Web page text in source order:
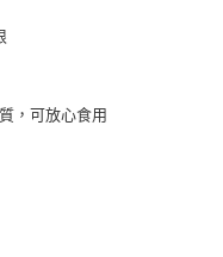
。
。
跳轉至「AFTEE先享後付」
交易完成。
若您需要取消訂單，請聯絡
為有效，需透過AFTEE先享
制商品重量在9~9.5
控制商品重量在9~
，可放心食用